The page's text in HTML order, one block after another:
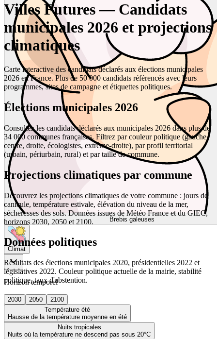
Brebis galeuses
Climat
Horizon temporel
2030 2050
2100
Température été
Hausse de la température moyenne en été
Nuits tropicales
Nuits où la température ne descend pas sous 20°C
Villes Futures — Candidats
municipales 2026 et projections
climatiques
Carte interactive des candidats déclarés aux élections municipales
2026 en France. Plus de 50 000 candidats référencés avec leurs
programmes, sites de campagne et étiquettes politiques.
Élections municipales 2026
Consultez les candidats déclarés aux municipales 2026 dans plus de
34 000 communes françaises. Filtrez par couleur politique (gauche,
centre, droite, écologistes, extrême-droite), par profil territorial
(urbain, périurbain, rural) et par taille de commune.
Projections climatiques par commune
Découvrez les projections climatiques de votre commune : jours de
canicule, température estivale, élévation du niveau de la mer,
sécheresses des sols. Données issues de Météo France et du GIEC,
horizons 2030, 2050 et 2100.
Données politiques
Résultats des élections municipales 2020, présidentielles 2022 et
législatives 2022. Couleur politique actuelle de la mairie, stabilité
politique, taux d'abstention.